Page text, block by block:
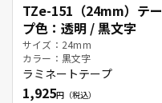
TZe-151（24mm）テー
プ色：透明 / 黒文字
サイズ：24mm
カラー：黒文字
ラミネートテープ
1,925